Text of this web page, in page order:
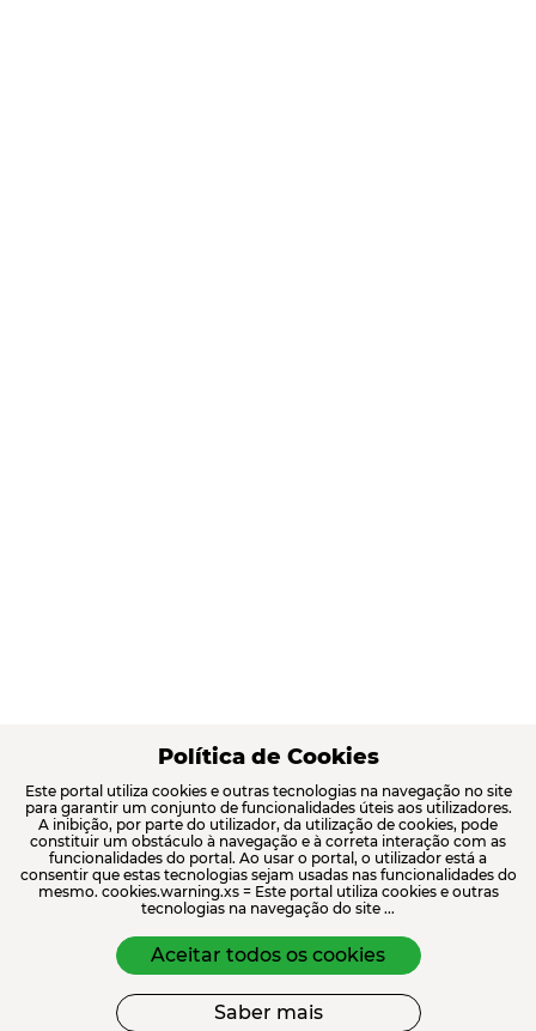
Política de Cookies
Este portal utiliza cookies e outras tecnologias na navegação no site
para garantir um conjunto de funcionalidades úteis aos utilizadores.
A inibição, por parte do utilizador, da utilização de cookies, pode
constituir um obstáculo à navegação e à correta interação com as
funcionalidades do portal. Ao usar o portal, o utilizador está a
consentir que estas tecnologias sejam usadas nas funcionalidades do
mesmo. cookies.warning.xs = Este portal utiliza cookies e outras
tecnologias na navegação do site ...
Aceitar todos os cookies
Saber mais